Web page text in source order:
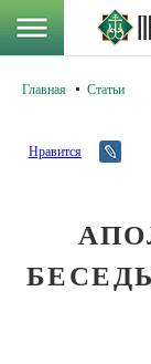
Главная Статьи
Нравится